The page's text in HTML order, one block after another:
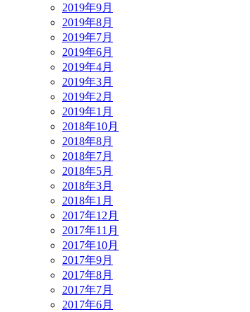
2019年9月
2019年8月
2019年7月
2019年6月
2019年4月
2019年3月
2019年2月
2019年1月
2018年10月
2018年8月
2018年7月
2018年5月
2018年3月
2018年1月
2017年12月
2017年11月
2017年10月
2017年9月
2017年8月
2017年7月
2017年6月